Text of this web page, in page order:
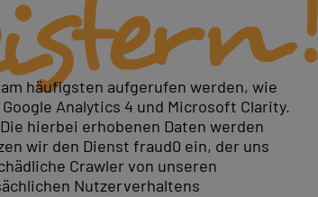
Kurse decken sie systematisch ab.
häufigsten aufgerufen werden, wie
Analytics 4 und Microsoft Clarity.
hierbei erhobenen Daten werden
wir den Dienst fraud0 ein, der uns
Crawler von unseren
Nutzerverhaltens